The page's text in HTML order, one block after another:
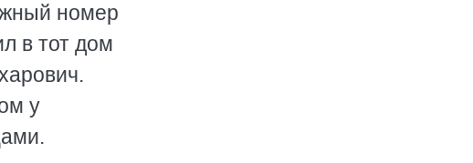
номер
в тот дом
у